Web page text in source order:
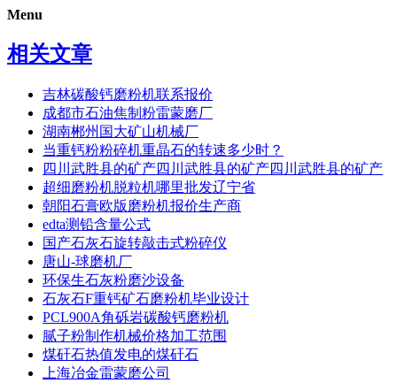
Menu
相关文章
吉林碳酸钙磨粉机联系报价
成都市石油焦制粉雷蒙磨厂
湖南郴州国大矿山机械厂
当重钙粉粉碎机重晶石的转速多少时？
四川武胜县的矿产四川武胜县的矿产四川武胜县的矿产
超细磨粉机脱粒机哪里批发辽宁省
朝阳石膏欧版磨粉机报价生产商
edta测铅含量公式
国产石灰石旋转敲击式粉碎仪
唐山-球磨机厂
环保生石灰粉磨沙设备
石灰石F重钙矿石磨粉机毕业设计
PCL900A角砾岩碳酸钙磨粉机
腻子粉制作机械价格加工范围
煤矸石热值发电的煤矸石
上海冶金雷蒙磨公司